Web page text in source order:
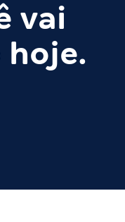
vai
hoje.